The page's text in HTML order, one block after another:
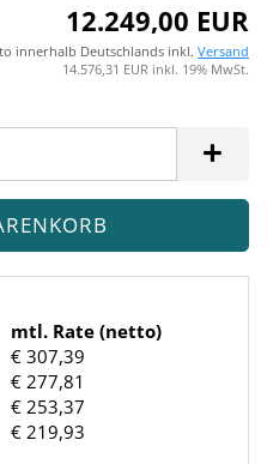
12.249,00 EUR
innerhalb Deutschlands inkl. Versand
14.576,31 EUR inkl. 19% MwSt.
mtl. Rate (netto)
€ 307,39
€ 277,81
€ 253,37
€ 219,93